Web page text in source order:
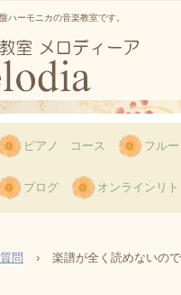
ハーモニカの音楽教室です。
ピアノ コース フル
ブログ オンラインリ
問 › 楽譜が全く読めないの